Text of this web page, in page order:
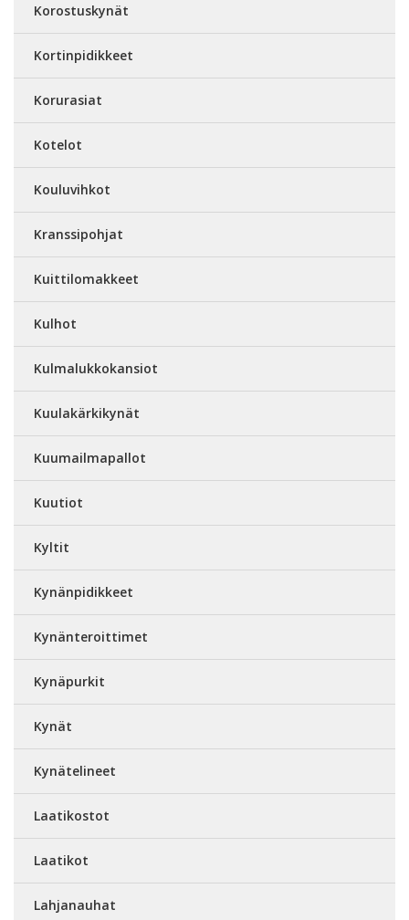
Korostuskynät
Kortinpidikkeet
Korurasiat
Kotelot
Kouluvihkot
Kranssipohjat
Kuittilomakkeet
Kulhot
Kulmalukkokansiot
Kuulakärkikynät
Kuumailmapallot
Kuutiot
Kyltit
Kynänpidikkeet
Kynänteroittimet
Kynäpurkit
Kynät
Kynätelineet
Laatikostot
Laatikot
Lahjanauhat